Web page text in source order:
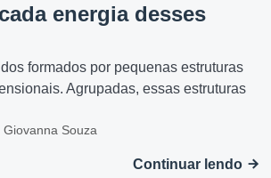
energia desses
formados por pequenas estruturas
Agrupadas, essas estruturas
Souza
Continuar lendo